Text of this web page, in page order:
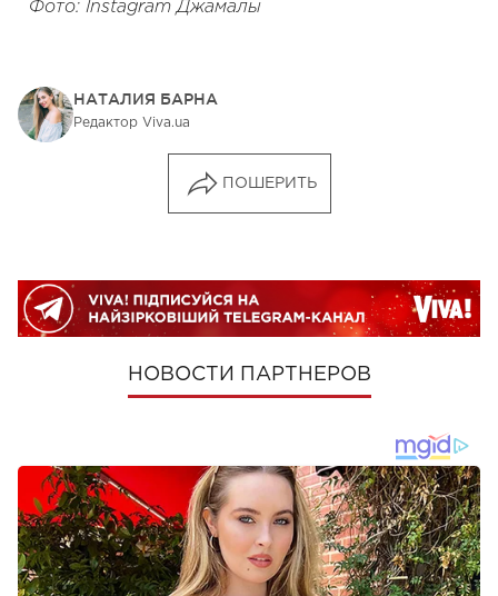
Фото: Instagram Джамалы
НАТАЛИЯ БАРНА
Редактор Viva.ua
ПОШЕРИТЬ
НОВОСТИ ПАРТНЕРОВ